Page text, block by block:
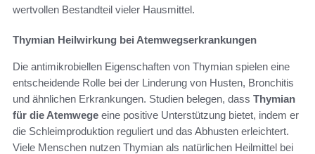
wertvollen Bestandteil vieler Hausmittel.
Thymian Heilwirkung bei Atemwegserkrankungen
Die antimikrobiellen Eigenschaften von Thymian spielen eine
entscheidende Rolle bei der Linderung von Husten, Bronchitis
und ähnlichen Erkrankungen. Studien belegen, dass Thymian
für die Atemwege eine positive Unterstützung bietet, indem er
die Schleimproduktion reguliert und das Abhusten erleichtert.
Viele Menschen nutzen Thymian als natürlichen Heilmittel bei